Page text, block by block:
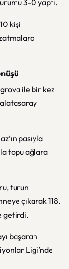
3-0 yaptı.
kişi
ile bir kez
pasıyla
topu ağlara
turun
çıkarak 118.
getirdi.
başaran
Ligi’nde